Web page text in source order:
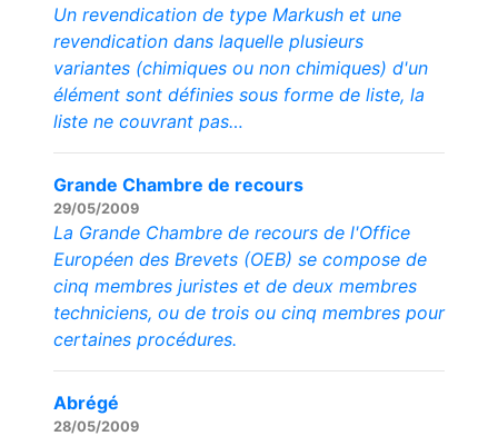
Un revendication de type Markush et une
revendication dans laquelle plusieurs
variantes (chimiques ou non chimiques) d'un
élément sont définies sous forme de liste, la
liste ne couvrant pas…
Grande Chambre de recours
29/05/2009
La Grande Chambre de recours de l'Office
Européen des Brevets (OEB) se compose de
cinq membres juristes et de deux membres
techniciens, ou de trois ou cinq membres pour
certaines procédures.
Abrégé
28/05/2009